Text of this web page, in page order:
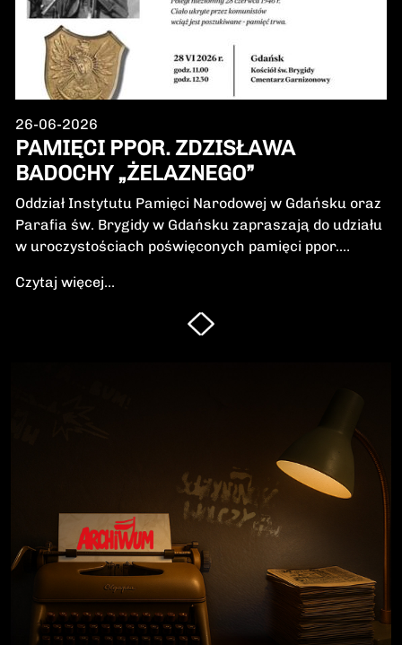
26-06-2026
PAMIĘCI PPOR. ZDZISŁAWA
BADOCHY „ŻELAZNEGO”
Oddział Instytutu Pamięci Narodowej w Gdańsku oraz
Parafia św. Brygidy w Gdańsku zapraszają do udziału
w uroczystościach poświęconych pamięci ppor.
Wileńskiej Brygady Armii Krajowej, dowódcy 5.
szwadronu podczas walk na Pomorzu, jednego z
najbardziej zasłużonych żołnierzy polskiego podziemia
przeciwko niemieckiemu i sowieckiemu okupantowi, a
po zakończeniu wojny pozostał wierny ideałom
wolności. Poległ 28 czerwca 1946 r., a miejsce
ukrycia jego szczątków przez komunistyczny aparat
represji pozostaje do dziś nieznane.Program
uroczystości:11.00 – Msza Święta w Kościele św.
Brygidy w Gdańsku12.30 – poświęcenie
symbolicznego nagrobka na Cmentarzu
Garnizonowym w GdańskuSerdecznie zapraszamy
Czytaj więcej...